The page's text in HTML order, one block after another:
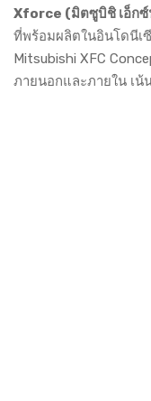
Xforce (มิตซูบิชิ เอ็ก
ที่พร้อมผลิตในอินโดนีเ
Mitsubishi XFC
ภายนอกและภายใน เ